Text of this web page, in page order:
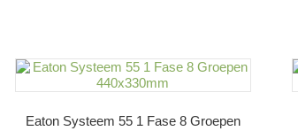
Eaton Systeem 55 1 Fase 8 Groepen